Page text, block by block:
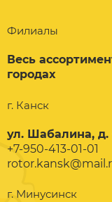
Филиалы
Весь
городах
г. Канск
ул. Шабалина, д.
+7-950-413-01-01
г. Минусинск